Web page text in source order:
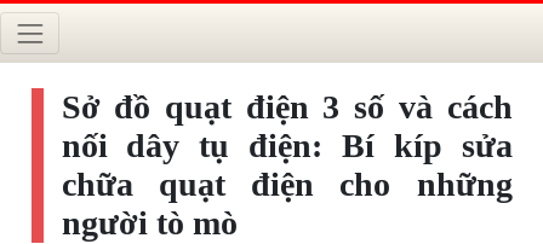
Sở đồ quạt điện 3 số và cách
nối dây tụ điện: Bí kíp sửa
chữa quạt điện cho những
người tò mò